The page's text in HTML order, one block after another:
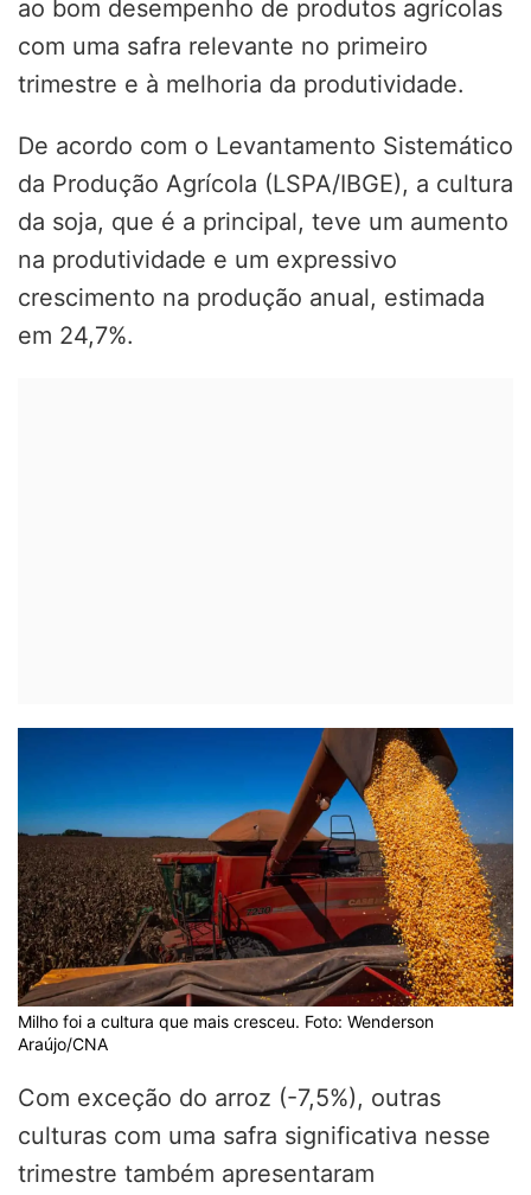
ao bom desempenho de produtos agrícolas
com uma safra relevante no primeiro
trimestre e à melhoria da produtividade.
De acordo com o Levantamento Sistemático
da Produção Agrícola (LSPA/IBGE), a cultura
da soja, que é a principal, teve um aumento
na produtividade e um expressivo
crescimento na produção anual, estimada
em 24,7%.
Milho foi a cultura que mais cresceu. Foto: Wenderson
Araújo/CNA
Com exceção do arroz (-7,5%), outras
culturas com uma safra significativa nesse
trimestre também apresentaram